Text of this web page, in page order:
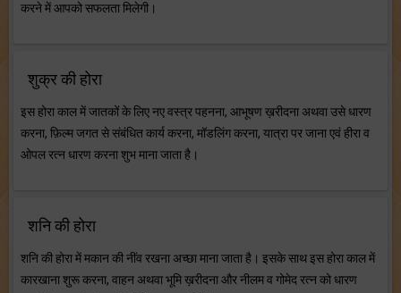
करने में आपको सफलता मिलेगी।
शुक्र की होरा
इस होरा काल में जातकों के लिए नए वस्त्र पहनना, आभूषण ख़रीदना अथवा उसे धारण
करना, फ़िल्म जगत से संबंधित कार्य करना, मॉडलिंग करना, यात्रा पर जाना एवं हीरा व
ओपल रत्न धारण करना शुभ माना जाता है।
शनि की होरा
शनि की होरा में मकान की नींव रखना अच्छा माना जाता है। इसके साथ इस होरा काल में
कारखाना शुरू करना, वाहन अथवा भूमि ख़रीदना और नीलम व गोमेद रत्न को धारण